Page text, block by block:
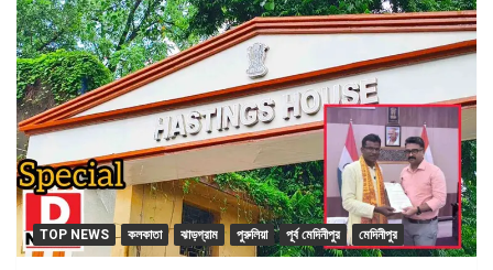
TOP NEWS কলকাতা ঝাড়গ্রাম পুরুলিয়া পূর্ব মেদিনীপুর মেদিনীপুর